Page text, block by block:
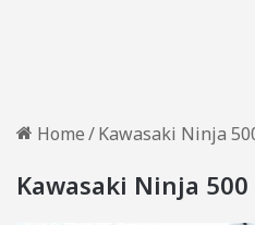
Home/Kawasaki Ninja
Kawasaki Ninja 500